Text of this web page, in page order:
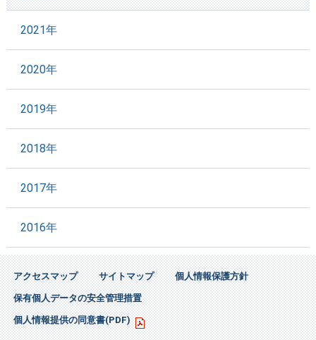
2021年
2020年
2019年
2018年
2017年
2016年
アクセスマップ サイトマップ 個人情報保護方針
保有個人データの安全管理措置
個人情報提供の同意書(PDF)